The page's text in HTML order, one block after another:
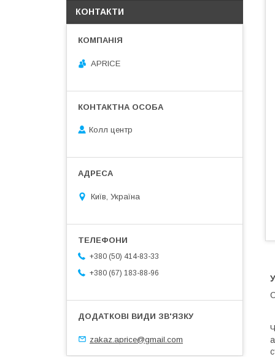
КОНТАКТИ
APRICE
Колл центр
Київ, Україна
+380 (50) 414-83-33
+380 (67) 183-88-96
zakaz.aprice@gmail.com